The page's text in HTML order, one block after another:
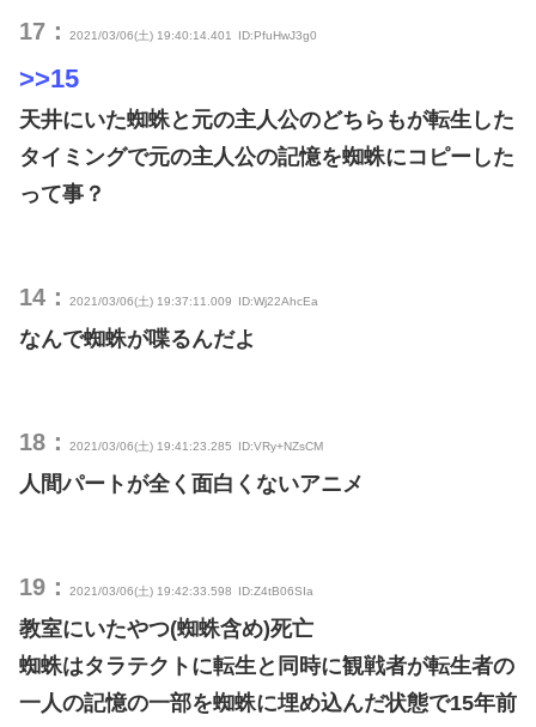
17： 2021/03/06(土) 19:40:14.401 ID:PfuHwJ3g0
>>15
天井にいた蜘蛛と元の主人公のどちらもが転生した
タイミングで元の主人公の記憶を蜘蛛にコピーした
って事？
14： 2021/03/06(土) 19:37:11.009 ID:Wj22AhcEa
なんで蜘蛛が喋るんだよ
18： 2021/03/06(土) 19:41:23.285 ID:VRy+NZsCM
人間パートが全く面白くないアニメ
19： 2021/03/06(土) 19:42:33.598 ID:Z4tB06SIa
教室にいたやつ(蜘蛛含め)死亡
蜘蛛はタラテクトに転生と同時に観戦者が転生者の
一人の記憶の一部を蜘蛛に埋め込んだ状態で15年前